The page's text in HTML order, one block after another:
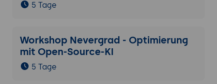
5 Tage
Workshop Nevergrad - Optimierung
mit Open-Source-KI
5 Tage